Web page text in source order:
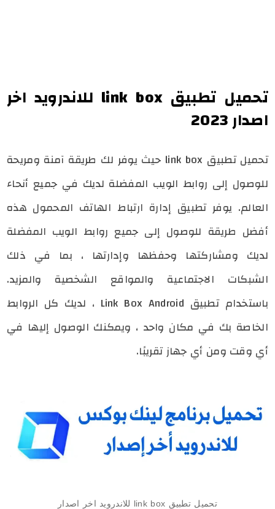
تحميل تطبيق link box للاندرويد اخر
اصدار 2023
تحميل تطبيق link box حيث يوفر لك طريقة آمنة ومريحة
للوصول إلى روابط الويب المفضلة لديك في جميع أنحاء
العالم. يوفر تطبيق إدارة ارتباط الهاتف المحمول هذه
أفضل طريقة للوصول إلى جميع روابط الويب المفضلة
لديك ومشاركتها وحفظها وإدارتها ، بما في ذلك
الشبكات الاجتماعية والمواقع الشخصية والمزيد.
باستخدام تطبيق Link Box Android ، لديك كل الروابط
الخاصة بك في مكان واحد ، ويمكنك الوصول إليها في
أي وقت ومن أي جهاز تقريبًا.
تحميل تطبيق link box للاندرويد اخر اصدار